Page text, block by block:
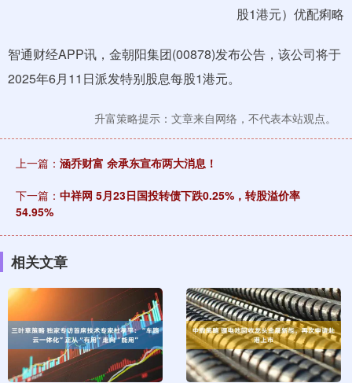
股1港元）优配痢略
智通财经APP讯，金朝阳集团(00878)发布公告，该公司将于
2025年6月11日派发特别股息每股1港元。
升富策略提示：文章来自网络，不代表本站观点。
上一篇： 涵乔财富 余承东宣布两大消息！
下一篇： 中祥网 5月23日国投转债下跌0.25%，转股溢价率
54.95%
相关文章